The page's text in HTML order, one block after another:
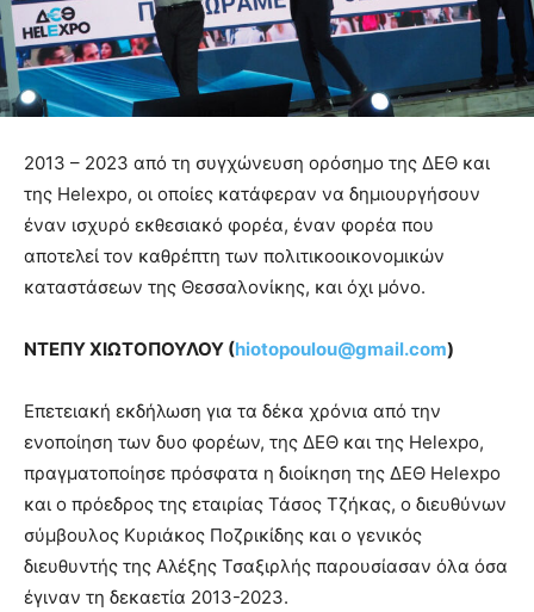
2013 – 2023 από τη συγχώνευση ορόσημο της ΔΕΘ και
της Helexpo, οι οποίες κατάφεραν να δημιουργήσουν
έναν ισχυρό εκθεσιακό φορέα, έναν φορέα που
αποτελεί τον καθρέπτη των πολιτικοοικονομικών
καταστάσεων της Θεσσαλονίκης, και όχι μόνο.
ΝΤΕΠΥ ΧΙΩΤΟΠΟΥΛΟΥ (hiotopoulou@gmail.com)
Επετειακή εκδήλωση για τα δέκα χρόνια από την
ενοποίηση των δυο φορέων, της ΔΕΘ και της Helexpo,
πραγματοποίησε πρόσφατα η διοίκηση της ΔΕΘ Helexpo
και ο πρόεδρος της εταιρίας Τάσος Τζήκας, ο διευθύνων
σύμβουλος Κυριάκος Ποζρικίδης και ο γενικός
διευθυντής της Αλέξης Τσαξιρλής παρουσίασαν όλα όσα
έγιναν τη δεκαετία 2013-2023.